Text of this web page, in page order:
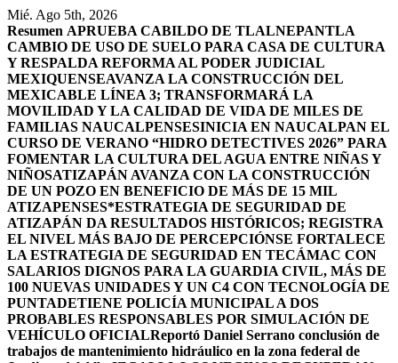
Saltar
al
contenido
Mié. Ago 5th, 2026
Resumen APRUEBA CABILDO DE TLALNEPANTLA
CAMBIO DE USO DE SUELO PARA CASA DE CULTURA
Y RESPALDA REFORMA AL PODER JUDICIAL
MEXIQUENSEAVANZA LA CONSTRUCCIÓN DEL
MEXICABLE LÍNEA 3; TRANSFORMARÁ LA
MOVILIDAD Y LA CALIDAD DE VIDA DE MILES DE
FAMILIAS NAUCALPENSESINICIA EN NAUCALPAN EL
CURSO DE VERANO “HIDRO DETECTIVES 2026” PARA
FOMENTAR LA CULTURA DEL AGUA ENTRE NIÑAS Y
NIÑOSATIZAPÁN AVANZA CON LA CONSTRUCCIÓN
DE UN POZO EN BENEFICIO DE MÁS DE 15 MIL
ATIZAPENSES*ESTRATEGIA DE SEGURIDAD DE
ATIZAPÁN DA RESULTADOS HISTÓRICOS; REGISTRA
EL NIVEL MÁS BAJO DE PERCEPCIÓNSE FORTALECE
LA ESTRATEGIA DE SEGURIDAD EN TECÁMAC CON
SALARIOS DIGNOS PARA LA GUARDIA CIVIL, MÁS DE
100 NUEVAS UNIDADES Y UN C4 CON TECNOLOGÍA DE
PUNTADETIENE POLICÍA MUNICIPAL A DOS
PROBABLES RESPONSABLES POR SIMULACIÓN DE
VEHÍCULO OFICIALReportó Daniel Serrano conclusión de
trabajos de mantenimiento hidráulico en la zona federal de